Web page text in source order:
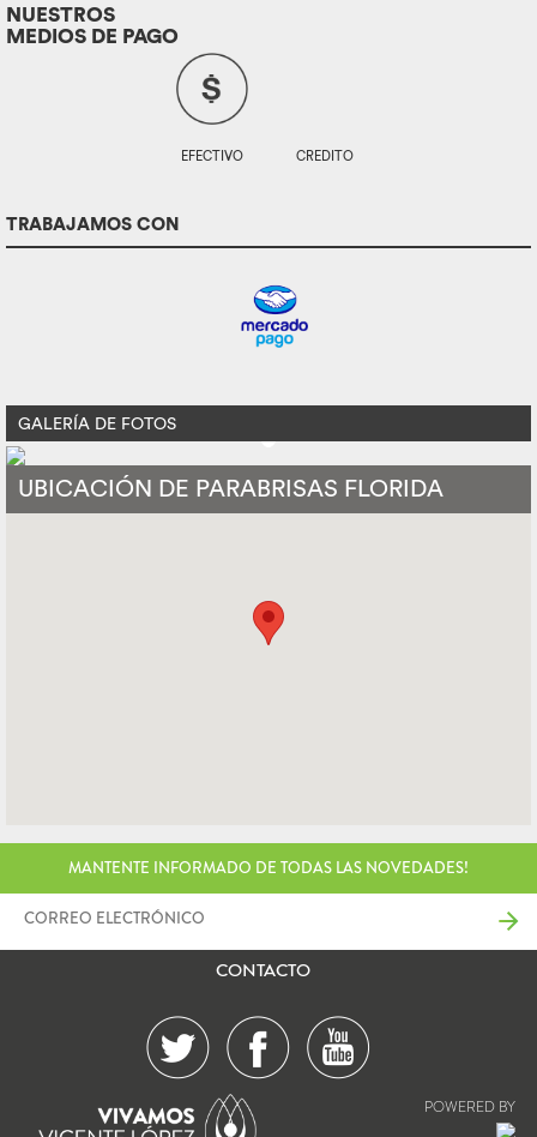
NUESTROS
MEDIOS DE PAGO
EFECTIVO CREDITO
TRABAJAMOS CON
GALERÍA DE FOTOS
UBICACIÓN DE PARABRISAS FLORIDA
MANTENTE INFORMADO DE TODAS LAS NOVEDADES!
CONTACTO
POWERED BY